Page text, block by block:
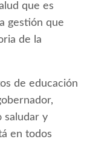
que es
gestión que
de la
de educación
saludar y
en todos